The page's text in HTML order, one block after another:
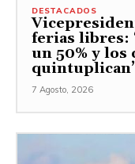
DESTACADOS
ferias libres:
un 50% y los
7 Agosto, 2026